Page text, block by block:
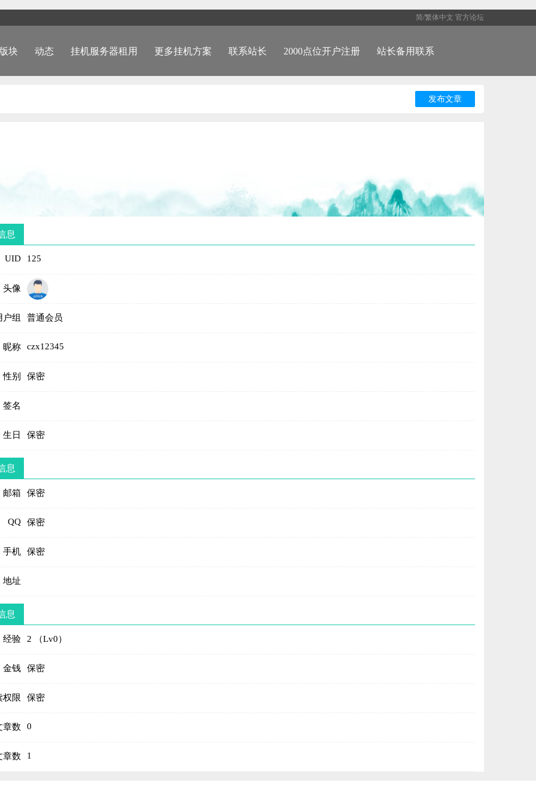
简/繁体中文 官方论坛
块 动态 挂机服务器租用 更多挂机方案 联系站长 2000点位开户注册 站长备用联系
发布文章
息
UID 125
头像
户组 普通会员
昵称 czx12345
性别 保密
签名
生日 保密
息
邮箱 保密
QQ 保密
手机 保密
地址
息
经验 2 （Lv0）
金钱 保密
权限 保密
章数 0
章数 1